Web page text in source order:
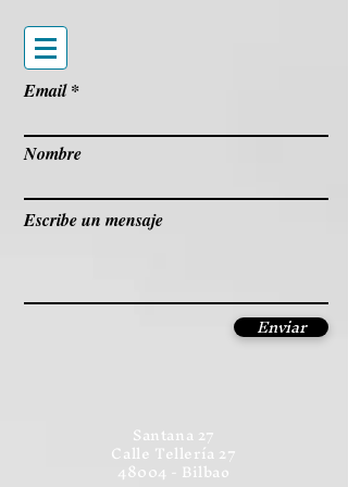
Email
Nombre
Escribe un mensaje
Enviar
Santana 27
Calle Tellería 27
48004 - Bilbao